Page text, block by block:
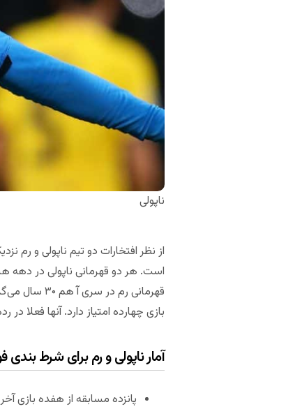
ناپولی
از نظر افتخارات دو تیم ناپولی و رم
است. هر دو قهرمانی ناپولی در دهه
بازی چهارده امتیاز دارد. آنها فعلا
آمار ناپولی و رم برای شرط بندی
پانزده مسابقه از هفده بازی آخر رم در